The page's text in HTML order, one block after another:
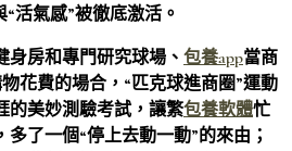
活氣感”被徹底激活。
身房和專門研究球場、 包養app當商
花費的場合，“匹克球進商圈”運動
的美妙測驗考試，讓繁包養軟體忙
了一個“停上去動一動”的來由；